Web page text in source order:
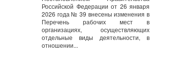
Российской Федерации от 26 января
2026 года № 39 внесены изменения в
Перечень рабочих мест в
организациях, осуществляющих
отдельные виды деятельности, в
отношении...